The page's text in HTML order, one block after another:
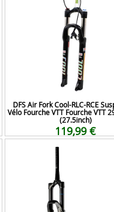
DFS Air Fork Cool-RLC-RCE
Vélo Fourche VTT Fourche VTT
(27.5inch)
119,99 €